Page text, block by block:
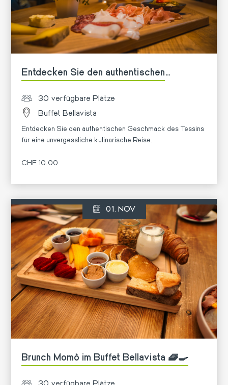
Entdecken Sie den authentischen
Bellavista 🌄
30 verfügbare Plätze
Buffet Bellavista
Entdecken Sie den authentischen Geschmack des Tessins
für eine unvergessliche kulinarische Reise.
CHF 10.00
01. NOV
Brunch Momò im Buffet Bellavista 🧇🍳
30 verfügbare Plätze